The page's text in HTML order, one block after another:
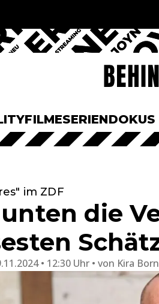
FILMESERIEN
im ZDF
die
• 12:30 Uhr von Kira Born